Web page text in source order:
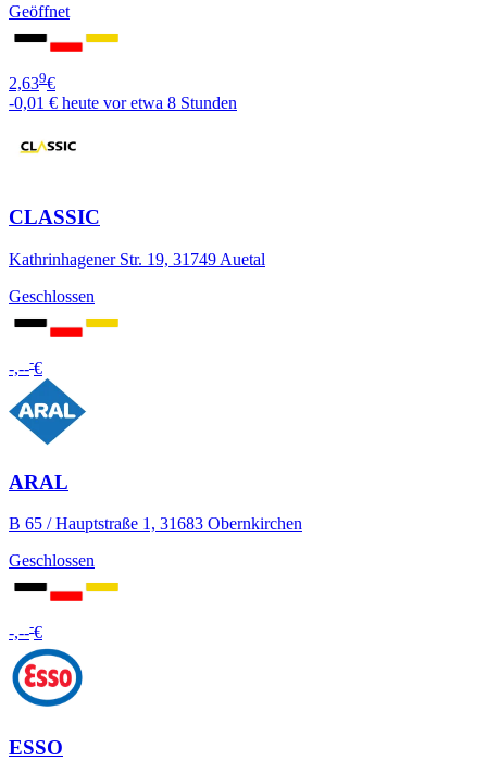
Geöffnet
2,639€
-0,01 € heute vor etwa 8 Stunden
CLASSIC
Kathrinhagener Str. 19, 31749 Auetal
Geschlossen
-,---€
ARAL
B 65 / Hauptstraße 1, 31683 Obernkirchen
Geschlossen
-,---€
ESSO